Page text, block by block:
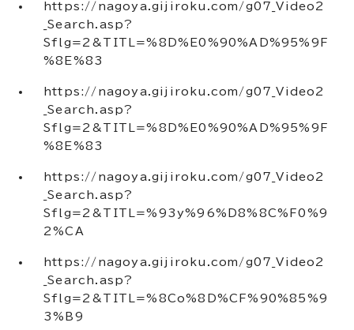
https://nagoya.gijiroku.com/g07_Video2
_Search.asp?
Sflg=2&TITL=%8D%E0%90%AD%95%9F
%8E%83
https://nagoya.gijiroku.com/g07_Video2
_Search.asp?
Sflg=2&TITL=%8D%E0%90%AD%95%9F
%8E%83
https://nagoya.gijiroku.com/g07_Video2
_Search.asp?
Sflg=2&TITL=%93y%96%D8%8C%F0%9
2%CA
https://nagoya.gijiroku.com/g07_Video2
_Search.asp?
Sflg=2&TITL=%8Co%8D%CF%90%85%9
3%B9